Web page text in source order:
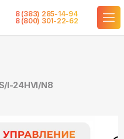
8 (383) 285-14-94
8 (800) 301-22-62
I-24HVI/N8